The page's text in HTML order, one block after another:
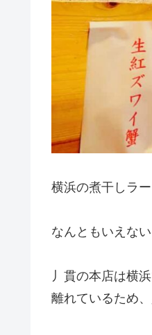
横浜の煮干しラ
なんともいえな
丿貫の本店は横
離れているため